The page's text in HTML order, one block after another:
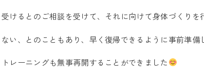
けるとのご相談を受けて、それに向けて身体づくりを
い、とのこともあり、早く復帰できるように事前準備
レーニングも無事再開することができました